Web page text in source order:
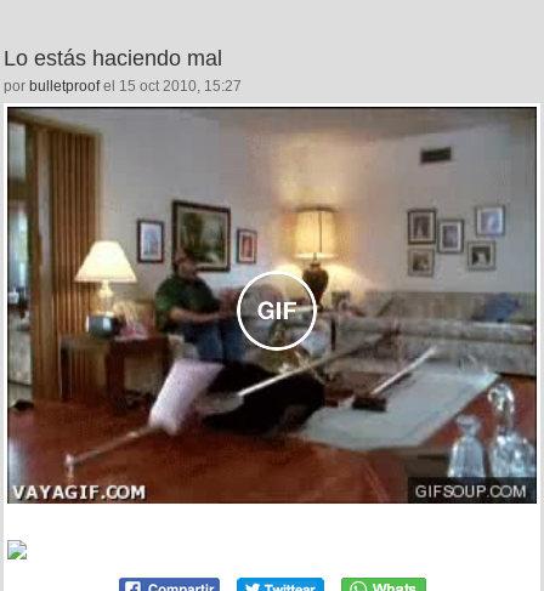
Lo estás haciendo mal
por bulletproofel 15 oct 2010, 15:27